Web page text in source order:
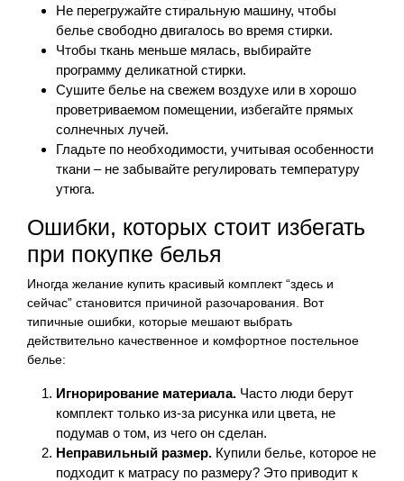
Не перегружайте стиральную машину, чтобы
белье свободно двигалось во время стирки.
Чтобы ткань меньше мялась, выбирайте
программу деликатной стирки.
Сушите белье на свежем воздухе или в хорошо
проветриваемом помещении, избегайте прямых
солнечных лучей.
Гладьте по необходимости, учитывая особенности
ткани – не забывайте регулировать температуру
утюга.
Ошибки, которых стоит избегать
при покупке белья
Иногда желание купить красивый комплект “здесь и
сейчас” становится причиной разочарования. Вот
типичные ошибки, которые мешают выбрать
действительно качественное и комфортное постельное
белье:
Игнорирование материала. Часто люди берут
комплект только из-за рисунка или цвета, не
подумав о том, из чего он сделан.
Неправильный размер. Купили белье, которое не
подходит к матрасу по размеру? Это приводит к